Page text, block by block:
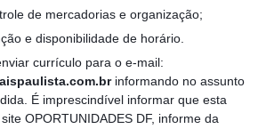
de mercadorias e organização;
e disponibilidade de horário.
currículo para o e-mail:
informando no assunto
É imprescindível informar que esta
OPORTUNIDADES DF, informe da